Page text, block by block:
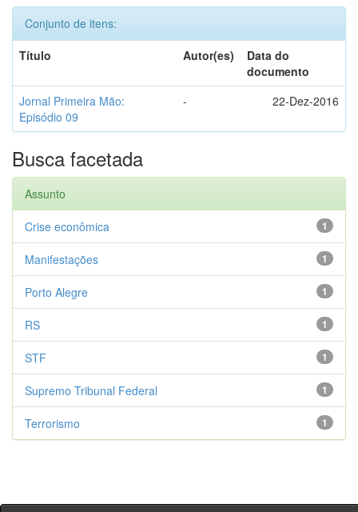
Conjunto de itens:
Título
Autor(es)
Data do
documento
Jornal Primeira Mão:
Episódio 09
- 22-Dez-2016
Busca facetada
Assunto
1
Crise econômica
1
Manifestações
1
Porto Alegre
1
RS
1
STF
1
Supremo Tribunal Federal
1
Terrorismo